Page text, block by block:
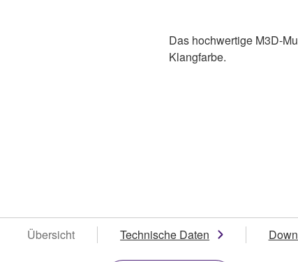
Das hochwertige M3D-
Klangfarbe.
Übersicht Technische Daten